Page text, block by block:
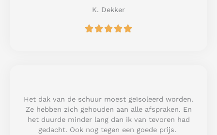
K. Dekker
R
u
t
o
f
Het dak van de schuur moest geïsoleerd worden.
Ze hebben zich gehouden aan alle afspraken. En
het duurde minder lang dan ik van tevoren had
gedacht. Ook nog tegen een goede prijs.